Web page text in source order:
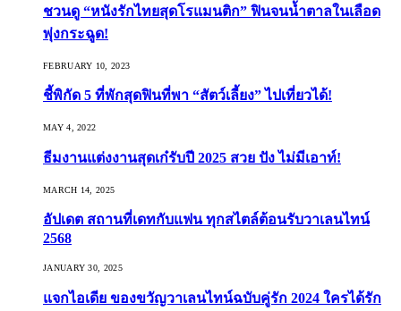
ชวนดู “หนังรักไทยสุดโรแมนติก” ฟินจนน้ำตาลในเลือด
พุ่งกระฉูด!
FEBRUARY 10, 2023
ชี้พิกัด 5 ที่พักสุดฟินที่พา “สัตว์เลี้ยง” ไปเที่ยวได้!
MAY 4, 2022
ธีมงานแต่งงานสุดเก๋รับปี 2025 สวย ปัง ไม่มีเอาท์!
MARCH 14, 2025
อัปเดต สถานที่เดทกับแฟน ทุกสไตล์ต้อนรับวาเลนไทน์
2568
JANUARY 30, 2025
แจกไอเดีย ของขวัญวาเลนไทน์ฉบับคู่รัก 2024 ใครได้รัก